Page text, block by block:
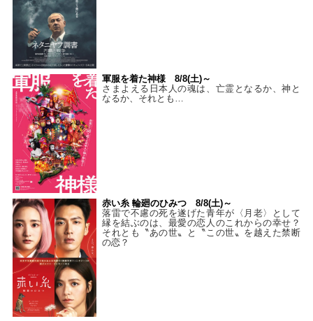
軍服を着た神様 8/8(土)～
さまよえる日本人の魂は、亡霊となるか、神と
なるか、それとも…
赤い糸 輪廻のひみつ 8/8(土)～
落雷で不慮の死を遂げた青年が〈月老〉として
縁を結ぶのは、最愛の恋人のこれからの幸せ？
それとも〝あの世〟と〝この世〟を越えた禁断
の恋？